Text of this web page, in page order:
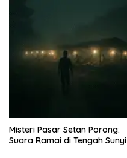
Misteri Pasar Setan Porong:
Suara Ramai di Tengah Sunyi